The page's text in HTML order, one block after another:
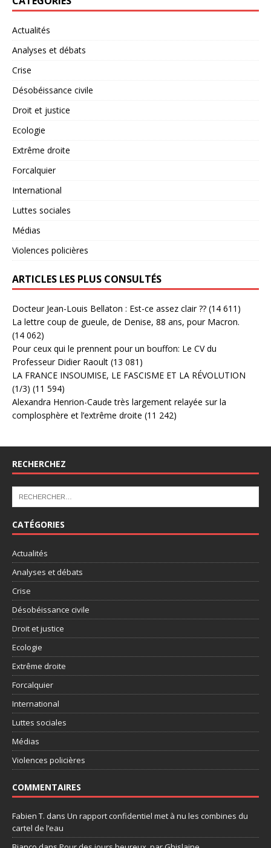
Actualités
Analyses et débats
Crise
Désobéissance civile
Droit et justice
Ecologie
Extrême droite
Forcalquier
International
Luttes sociales
Médias
Violences policières
ARTICLES LES PLUS CONSULTÉS
Docteur Jean-Louis Bellaton : Est-ce assez clair ?? (14 611)
La lettre coup de gueule, de Denise, 88 ans, pour Macron.
(14 062)
Pour ceux qui le prennent pour un bouffon: Le CV du
Professeur Didier Raoult (13 081)
LA FRANCE INSOUMISE, LE FASCISME ET LA RÉVOLUTION
(1/3) (11 594)
Alexandra Henrion-Caude très largement relayée sur la
complosphère et l’extrême droite (11 242)
RECHERCHEZ
CATÉGORIES
Actualités
Analyses et débats
Crise
Désobéissance civile
Droit et justice
Ecologie
Extrême droite
Forcalquier
International
Luttes sociales
Médias
Violences policières
COMMENTAIRES
Fabien T. dans Un rapport confidentiel met à nu les combines du
cartel de l’eau